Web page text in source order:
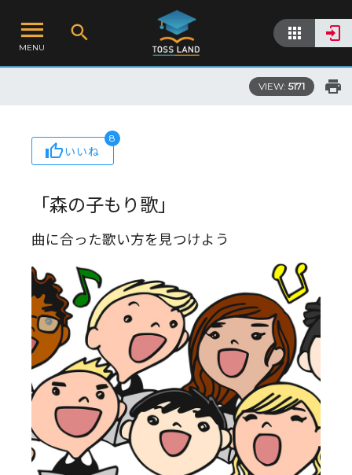
MENU
VIEW: 5171
いいね
8
「森の子もり歌」
曲に合った歌い方を見つけよう